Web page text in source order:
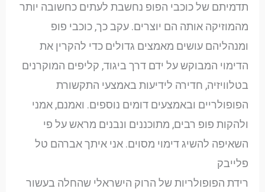
תדמיתם של כוכבי הפופ נחשבת לעתים כחשובה יותר
מהמוזיקה אותה הם יוצרים. עקב כך, כוכבי פופ
ומנהליהם עושים מאמצים גדולים כדי להקרין את
הדימוי המבוקש על ידם דרך ביגוד, קליפים המוקרנים
בטלוויזיה, חדירה לידיעות באמצעי התקשורת
הפופולריים ובאמצעים דומים נוספים. ואמנם, אמני
ולהקות פופ רבים, מתוכננים ונבנים מראש על פי
השאיפה להשיג דימוי מסוים. אני איתך אברהם טל
פלייבק
רידת הפופולריות של הרוק הישראלי שהחלה בעשור